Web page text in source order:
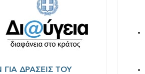
ΔΡΑΣΕΙΣ ΤΟΥ